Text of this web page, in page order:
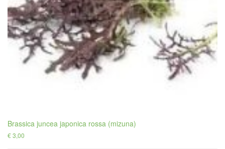
Brassica juncea japonica rossa (mizuna)
€3,00